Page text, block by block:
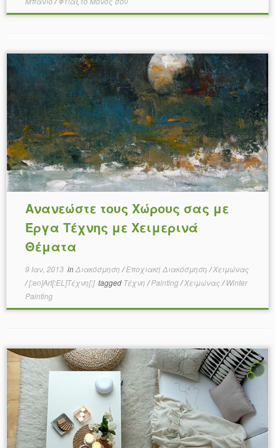
Ανανεώστε τους Χώρους σας με
Έργα Τέχνης με Χειμερινά
Θέματα
9 Ιαν, 2013inΔιακόσμηση /Εποχιακή Διακόσμηση /Χειμώνας
/[:en]Art[:EL]Τέχνη[:] tagged Τέχνη /Painting/Χειμώνας /Winter
Painting
1